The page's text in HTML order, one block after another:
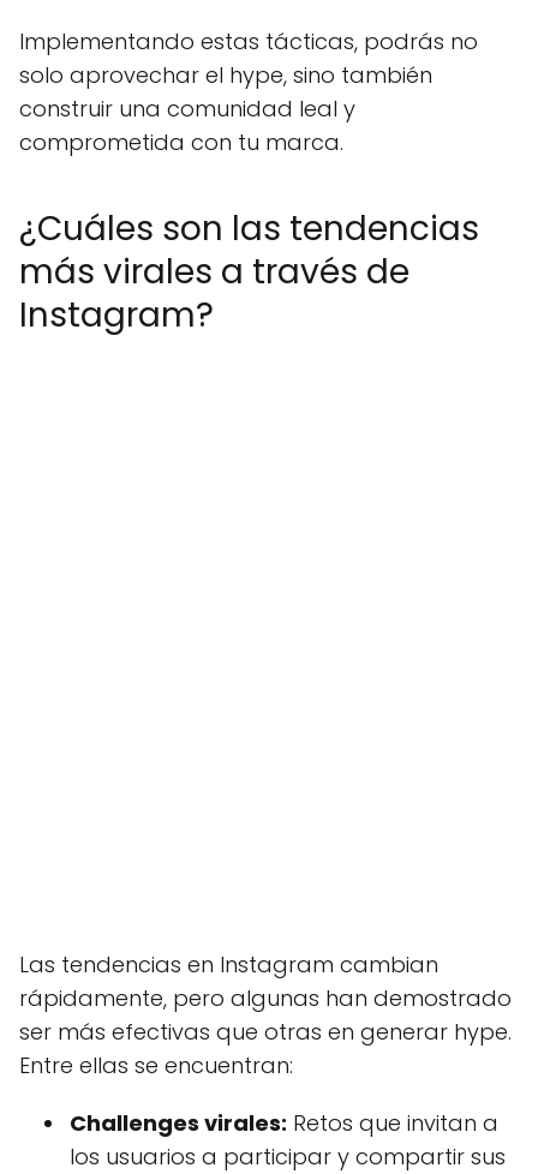
Implementando estas tácticas, podrás no
solo aprovechar el hype, sino también
construir una comunidad leal y
comprometida con tu marca.
¿Cuáles son las tendencias
más virales a través de
Instagram?
Las tendencias en Instagram cambian
rápidamente, pero algunas han demostrado
ser más efectivas que otras en generar hype.
Entre ellas se encuentran:
Challenges virales: Retos que invitan a
los usuarios a participar y compartir sus